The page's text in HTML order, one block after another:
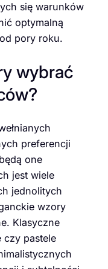
się warunków
optymalną
pory roku.
wybrać
preferencji
one
jest wiele
jednolitych
wzory
Klasyczne
czy pastele